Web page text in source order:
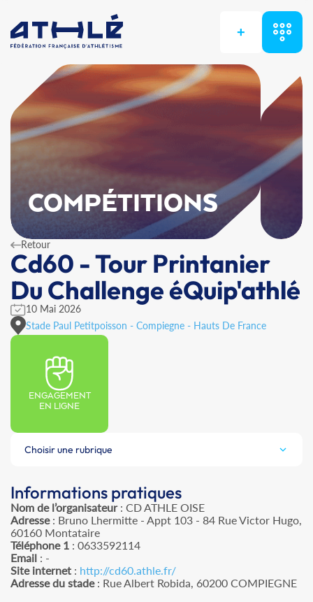
+
COMPÉTITIONS
Retour
Cd60 - Tour Printanier
Du Challenge éQuip'athlé
10 Mai 2026
Stade Paul Petitpoisson - Compiegne - Hauts De France
ENGAGEMENT
EN LIGNE
Choisir une rubrique
Informations pratiques
Nom de l’organisateur: CD ATHLE OISE
Adresse: Bruno Lhermitte - Appt 103 - 84 Rue Victor Hugo,
60160 Montataire
Téléphone 1 : 0633592114
Email : -
Site internet : http://cd60.athle.fr/
Adresse du stade: Rue Albert Robida, 60200 COMPIEGNE